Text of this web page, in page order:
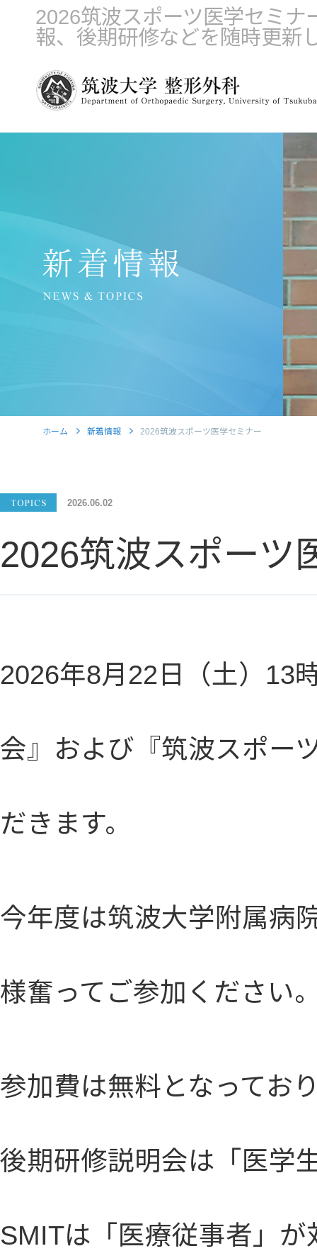
2026筑波スポーツ医学セミ
報、後期研修などを随時更新
ホーム 新着情報 2026筑波スポーツ医学セミナー
2026.06.02
2026筑波スポーツ
2026年8月22日（土）13
会』および 『筑波スポー
だきます。
今年度は筑波大学附属病
様奮ってご参加ください
参加費は無料となってお
後期研修説明会は「医学
SMITは「医療従事者」